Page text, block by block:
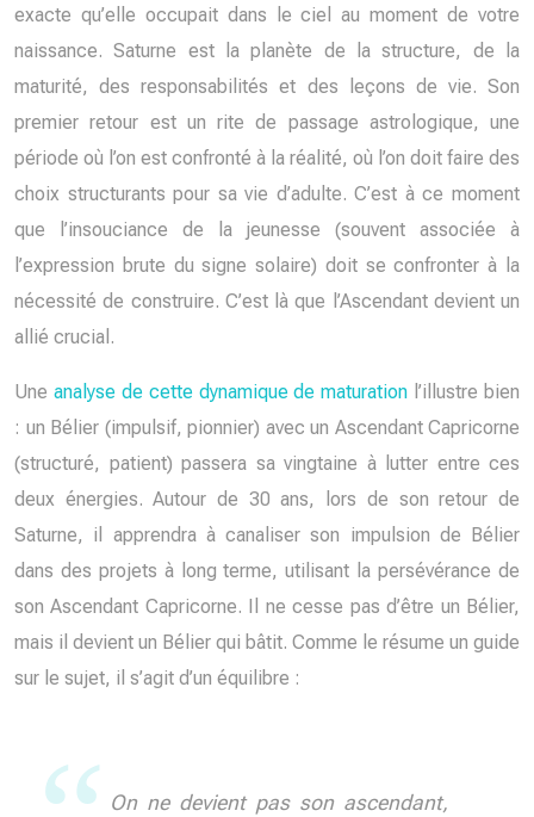
exacte qu’elle occupait dans le ciel au moment de votre
naissance. Saturne est la planète de la structure, de la
maturité, des responsabilités et des leçons de vie. Son
premier retour est un rite de passage astrologique, une
période où l’on est confronté à la réalité, où l’on doit faire des
choix structurants pour sa vie d’adulte. C’est à ce moment
que l’insouciance de la jeunesse (souvent associée à
l’expression brute du signe solaire) doit se confronter à la
nécessité de construire. C’est là que l’Ascendant devient un
allié crucial.
Une analyse de cette dynamique de maturation l’illustre bien
: un Bélier (impulsif, pionnier) avec un Ascendant Capricorne
(structuré, patient) passera sa vingtaine à lutter entre ces
deux énergies. Autour de 30 ans, lors de son retour de
Saturne, il apprendra à canaliser son impulsion de Bélier
dans des projets à long terme, utilisant la persévérance de
son Ascendant Capricorne. Il ne cesse pas d’être un Bélier,
mais il devient un Bélier qui bâtit. Comme le résume un guide
sur le sujet, il s’agit d’un équilibre :
On ne devient pas son ascendant,